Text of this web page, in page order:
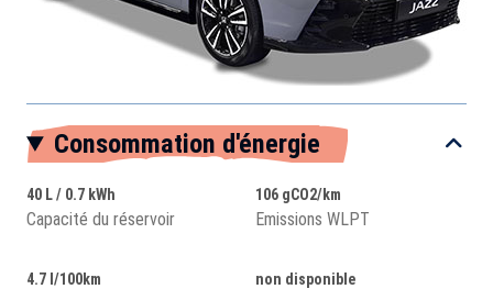
Consommation d'énergie
40 L / 0.7 kWh
Capacité du réservoir
106 gCO2/km
Emissions WLPT
4.7 l/100km non disponible